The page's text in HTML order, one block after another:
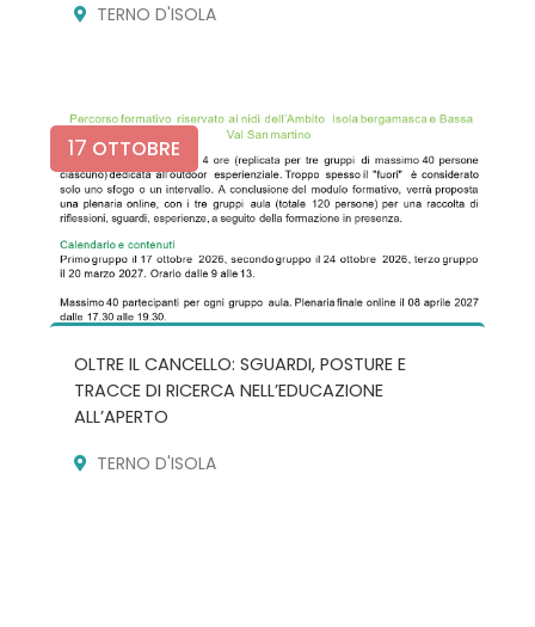
TERNO D'ISOLA
17 OTTOBRE
OLTRE IL CANCELLO: SGUARDI, POSTURE E
TRACCE DI RICERCA NELL’EDUCAZIONE
ALL’APERTO
TERNO D'ISOLA